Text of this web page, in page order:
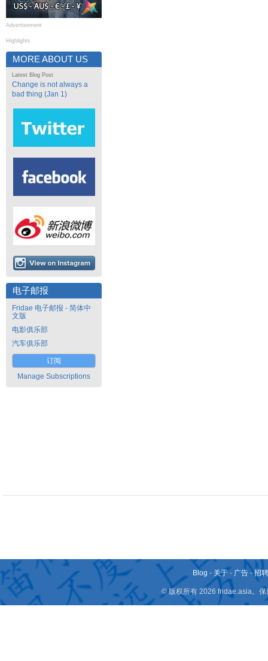
Advertisement
Highlights
MORE ABOUT US
Latest Blog Post
Change is not always a
bad thing (Jan 1)
电子邮报
Fridae 电子邮报 - 简体中
文版
电影俱乐部
汽车俱乐部
订阅
Manage Subscriptions
Blog - 关于 - 广告 -招
© 版权所有 2026 fridae.asia。